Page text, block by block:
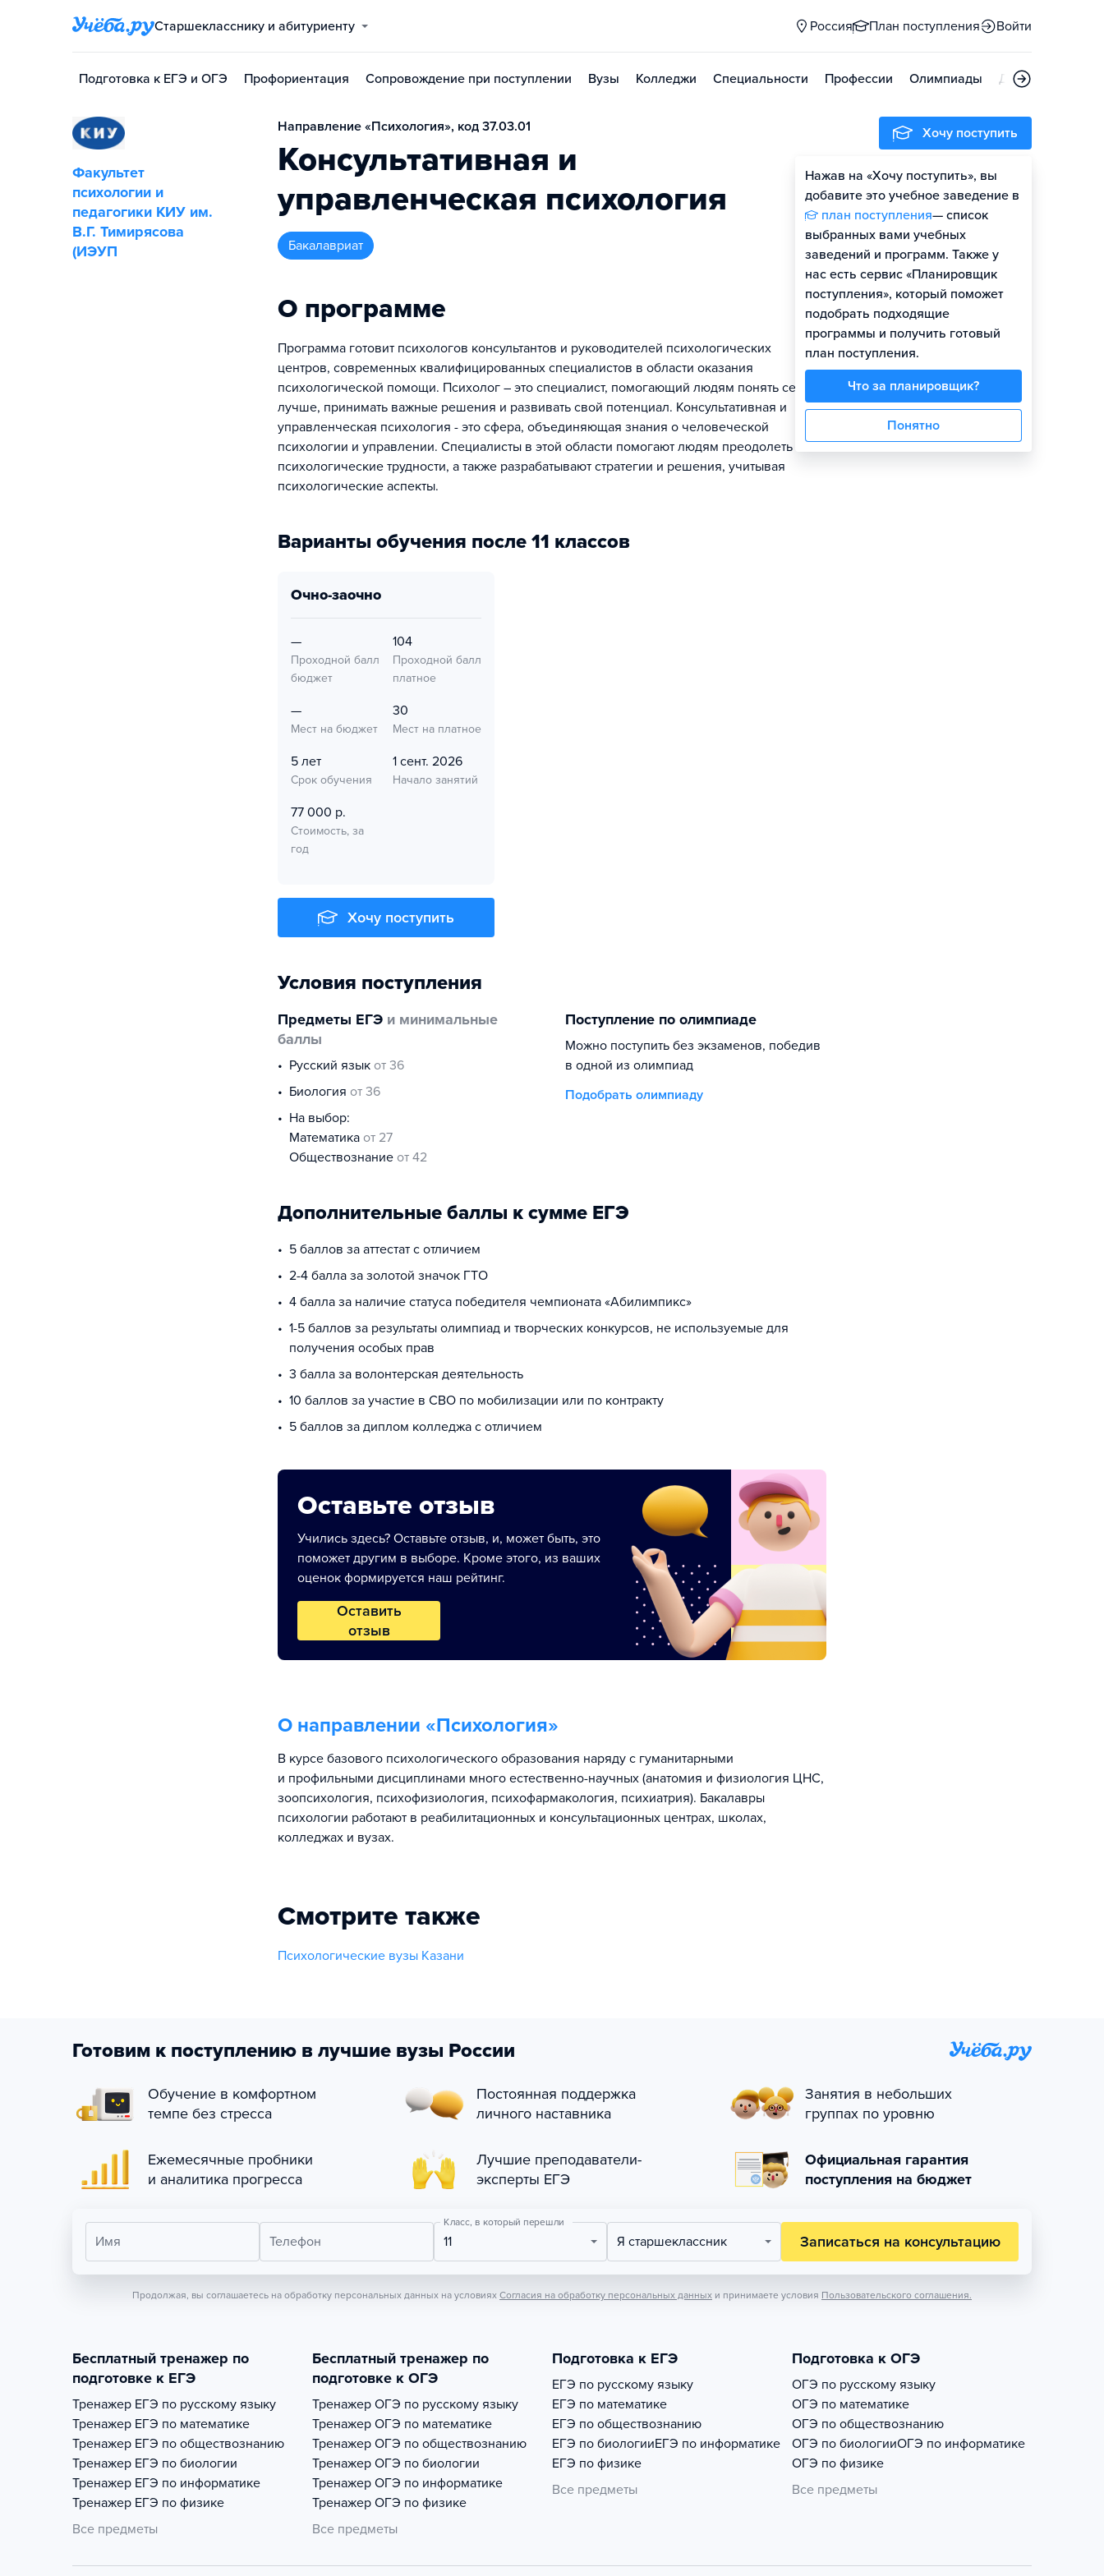
Старшекласснику и абитуриенту Россия План поступления Войти
Подготовка к ЕГЭ и ОГЭ Профориентация Сопровождение при поступлении Вузы Колледжи Специальности Профессии Олимпиады Дни открытых
Факультет
психологии и
педагогики КИУ им.
В.Г. Тимирясова
(ИЭУП
Направление «Психология», код 37.03.01
Консультативная и
управленческая психология
бакалавриат
О программе
Программа готовит психологов консультантов и руководителей психологических
центров, современных квалифицированных специалистов в области оказания
психологической помощи. Психолог – это специалист, помогающий людям понять себя
лучше, принимать важные решения и развивать свой потенциал. Консультативная и
управленческая психология - это сфера, объединяющая знания о человеческой
психологии и управлении. Специалисты в этой области помогают людям преодолеть
психологические трудности, а также разрабатывают стратегии и решения, учитывая
психологические аспекты.
Варианты обучения после 11 классов
очно-заочно
—
Проходной балл
бюджет
104
Проходной балл
платное
—
Мест на бюджет
30
Мест на платное
5 лет
Срок обучения
1 сент. 2026
Начало занятий
77 000 р.
Стоимость, за
год
Хочу поступить
Условия поступления
Предметы ЕГЭ и минимальные
баллы
русский язык от 36
биология от 36
На выбор:
математика от 27
обществознание от 42
Поступление по олимпиаде
Можно поступить без экзаменов, победив
в одной из олимпиад
Подобрать олимпиаду
Дополнительные баллы к сумме ЕГЭ
5 баллов за аттестат с отличием
2-4 балла за золотой значок ГТО
4 балла за наличие статуса победителя чемпионата «Абилимпикс»
1-5 баллов за результаты олимпиад и творческих конкурсов, не используемые для
получения особых прав
3 балла за волонтерская деятельность
10 баллов за участие в СВО по мобилизации или по контракту
5 баллов за диплом колледжа с отличием
Оставьте отзыв
Учились здесь? Оставьте отзыв, и, может быть, это
поможет другим в выборе. Кроме этого, из ваших
оценок формируется наш рейтинг.
Оставить
отзыв
О направлении «Психология»
В курсе базового психологического образования наряду с гуманитарными
и профильными дисциплинами много естественно-научных (анатомия и физиология ЦНС,
зоопсихология, психофизиология, психофармакология, психиатрия). Бакалавры
психологии работают в реабилитационных и консультационных центрах, школах,
колледжах и вузах.
Смотрите также
Психологические вузы Казани
Хочу поступить
Нажав на «Хочу поступить», вы
добавите это учебное заведение в
план поступления— список
выбранных вами учебных
заведений и программ. Также у
нас есть сервис «Планировщик
поступления», который поможет
подобрать подходящие
программы и получить готовый
план поступления.
Что за планировщик?
Понятно
Готовим к поступлению в лучшие вузы России
Обучение в комфортном
темпе без стресса
Постоянная поддержка
личного наставника
Занятия в небольших
группах по уровню
Ежемесячные пробники
и аналитика прогресса
Лучшие преподаватели-
эксперты ЕГЭ
Официальная гарантия
поступления на бюджет
Имя Телефон
Класс, в который перешли
11 Я старшеклассник Записаться на консультацию
Продолжая, вы соглашаетесь на обработку персональных данных на условиях Согласия на обработку персональных данных и принимаете условия Пользовательского соглашения.
Бесплатный тренажер по
подготовке к ЕГЭ
Тренажер ЕГЭ по русскому языку
Тренажер ЕГЭ по математике
Тренажер ЕГЭ по обществознанию
Тренажер ЕГЭ по биологии
Тренажер ЕГЭ по информатике
Тренажер ЕГЭ по физике
Все предметы
Бесплатный тренажер по
подготовке к ОГЭ
Тренажер ОГЭ по русскому языку
Тренажер ОГЭ по математике
Тренажер ОГЭ по обществознанию
Тренажер ОГЭ по биологии
Тренажер ОГЭ по информатике
Тренажер ОГЭ по физике
Все предметы
Подготовка к ЕГЭ
ЕГЭ по русскому языку
ЕГЭ по математике
ЕГЭ по обществознанию
ЕГЭ по биологииЕГЭ по информатике
ЕГЭ по физике
Все предметы
Подготовка к ОГЭ
ОГЭ по русскому языку
ОГЭ по математике
ОГЭ по обществознанию
ОГЭ по биологииОГЭ по информатике
ОГЭ по физике
Все предметы